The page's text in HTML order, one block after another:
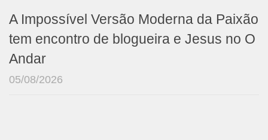
A Impossível Versão Moderna da Paixão
tem encontro de blogueira e Jesus no O
Andar
05/08/2026